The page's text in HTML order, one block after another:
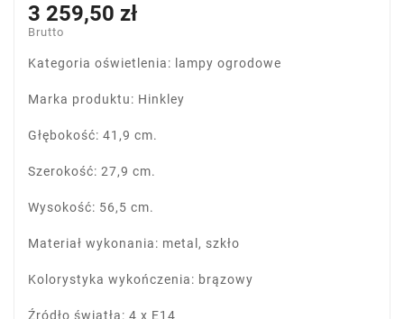
3 259,50 zł
Brutto
Kategoria oświetlenia: lampy ogrodowe
Marka produktu: Hinkley
Głębokość: 41,9 cm.
Szerokość: 27,9 cm.
Wysokość: 56,5 cm.
Materiał wykonania: metal, szkło
Kolorystyka wykończenia: brązowy
Źródło światła: 4 x E14